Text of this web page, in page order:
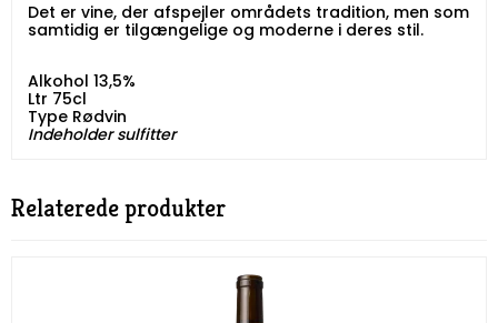
Det er vine, der afspejler områdets tradition, men som
samtidig er tilgængelige og moderne i deres stil.
Alkohol 13,5%
Ltr 75cl
Type Rødvin
Indeholder sulfitter
Relaterede produkter